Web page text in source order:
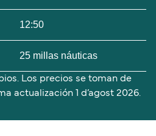
12:50
25 millas náuticas
Los precios se toman de
actualización
1 d’agost 2026.